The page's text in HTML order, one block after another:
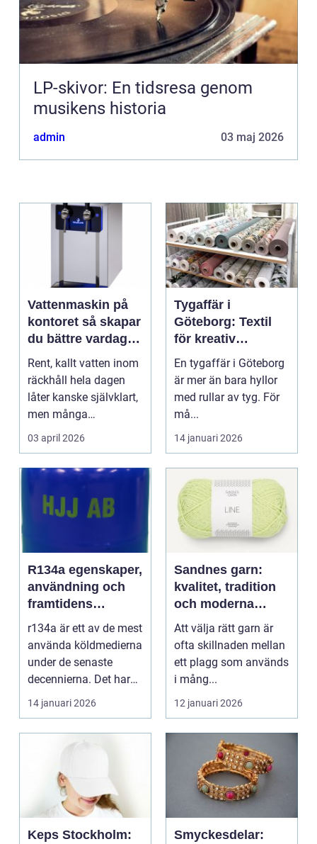
LP-skivor: En tidsresa genom
musikens historia
admin 03 maj 2026
Vattenmaskin på
kontoret så skapar
du bättre vardag
med friskt vatten
Rent, kallt vatten inom
räckhåll hela dagen
låter kanske självklart,
men många
arbetsplatser saknar ...
03 april 2026
Tygaffär i
Göteborg: Textil
för kreativ
inredning och
hållbara projekt
En tygaffär i Göteborg
är mer än bara hyllor
med rullar av tyg. För
må...
14 januari 2026
R134a egenskaper,
användning och
framtidens
alternativ
r134a är ett av de mest
använda köldmedierna
under de senaste
decennierna. Det har
haft en central r...
14 januari 2026
Sandnes garn:
kvalitet, tradition
och moderna
färger för alla
stickare
Att välja rätt garn är
ofta skillnaden mellan
ett plagg som används
i mång...
12 januari 2026
Keps Stockholm:
Smyckesdelar: